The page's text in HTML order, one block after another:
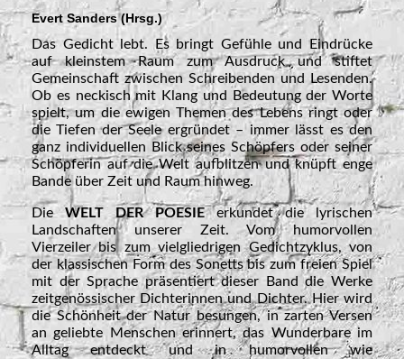
Evert Sanders (Hrsg.)
Das Gedicht lebt. Es bringt Gefühle und Eindrücke
auf kleinstem Raum zum Ausdruck und stiftet
Gemeinschaft zwischen Schreibenden und Lesenden.
Ob es neckisch mit Klang und Bedeutung der Worte
spielt, um die ewigen Themen des Lebens ringt oder
die Tiefen der Seele ergründet – immer lässt es den
ganz individuellen Blick seines Schöpfers oder seiner
Schöpferin auf die Welt aufblitzen und knüpft enge
Bande über Zeit und Raum hinweg.
DieWELT DER POESIEerkundet die lyrischen
Landschaften unserer Zeit. Vom humorvollen
Vierzeiler bis zum vielgliedrigen Gedichtzyklus, von
der klassischen Form des Sonetts bis zum freien Spiel
mit der Sprache präsentiert dieser Band die Werke
zeitgenössischer Dichterinnen und Dichter. Hier wird
die Schönheit der Natur besungen, in zarten Versen
an geliebte Menschen erinnert, das Wunderbare im
Alltag entdeckt und in humorvollen wie